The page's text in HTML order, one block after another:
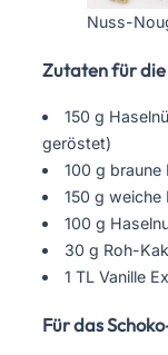
Nuss-
Zutaten für
150 g
geröstet)
100 g braune
150 g
100 g
30 g Roh-
1 TL Vanille
Für das